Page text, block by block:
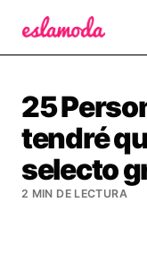
25
tendré
selecto
2 MIN DE LECTURA